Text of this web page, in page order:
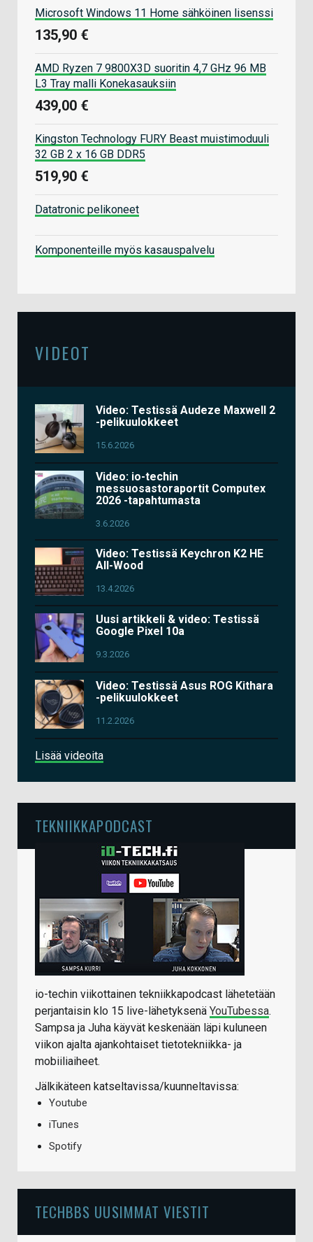
Microsoft Windows 11 Home sähköinen lisenssi
135,90 €
AMD Ryzen 7 9800X3D suoritin 4,7 GHz 96 MB
L3 Tray malli Konekasauksiin
439,00 €
Kingston Technology FURY Beast muistimoduuli
32 GB 2 x 16 GB DDR5
519,90 €
Datatronic pelikoneet
Komponenteille myös kasauspalvelu
VIDEOT
Video: Testissä Audeze Maxwell 2
-pelikuulokkeet
15.6.2026
Video: io-techin
messuosastoraportit Computex
2026 -tapahtumasta
3.6.2026
Video: Testissä Keychron K2 HE
All-Wood
13.4.2026
Uusi artikkeli & video: Testissä
Google Pixel 10a
9.3.2026
Video: Testissä Asus ROG Kithara
-pelikuulokkeet
11.2.2026
Lisää videoita
TEKNIIKKAPODCAST
io-techin viikottainen tekniikkapodcast lähetetään
perjantaisin klo 15 live-lähetyksenä YouTubessa.
Sampsa ja Juha käyvät keskenään läpi kuluneen
viikon ajalta ajankohtaiset tietotekniikka- ja
mobiiliaiheet.
Jälkikäteen katseltavissa/kuunneltavissa:
Youtube
iTunes
Spotify
TECHBBS UUSIMMAT VIESTIT